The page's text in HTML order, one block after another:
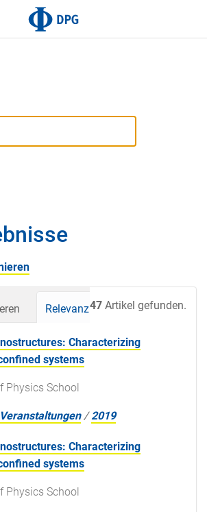
47 Artikel gefunden.
Relevanz Datum
Characterizing
systems
Physics School
Veranstaltungen /2019
Characterizing
systems
Physics School